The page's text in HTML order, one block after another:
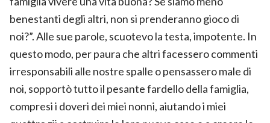
benestanti degli altri, non si prenderanno gioco di
noi?”. Alle sue parole, scuotevo la testa, impotente. In
questo modo, per paura che altri facessero commenti
irresponsabili alle nostre spalle o pensassero male di
noi, sopportò tutto il pesante fardello della famiglia,
compresi i doveri dei miei nonni, aiutando i miei